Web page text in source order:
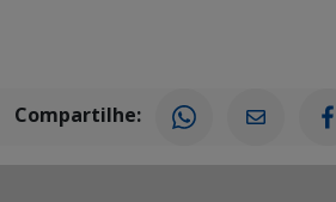
Compartilhe: